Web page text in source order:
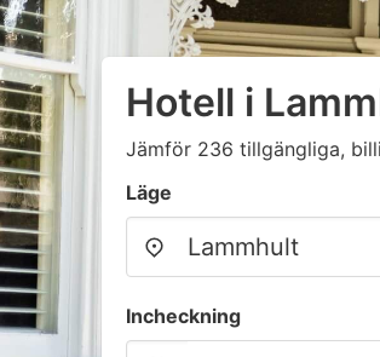
Hotell i
Jämför 236 tillgängliga,
Läge
Incheckning